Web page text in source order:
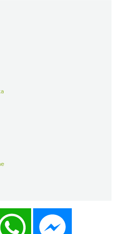
WhatsApp